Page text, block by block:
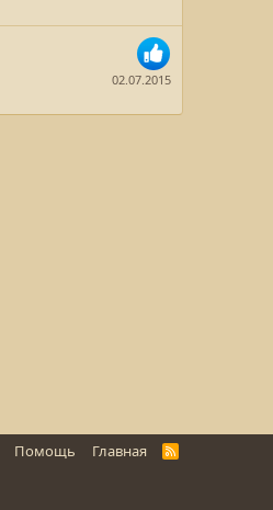
02.07.2015
Помощь Главная
R